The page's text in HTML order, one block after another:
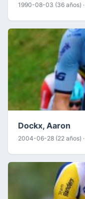
1990-08-03 (36 años) ·
Dockx, Aaron
2004-06-28 (22 años) ·